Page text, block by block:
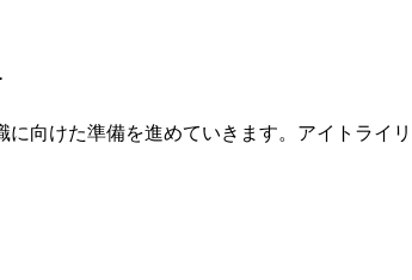
向けた準備を進めていきます。アイトライ